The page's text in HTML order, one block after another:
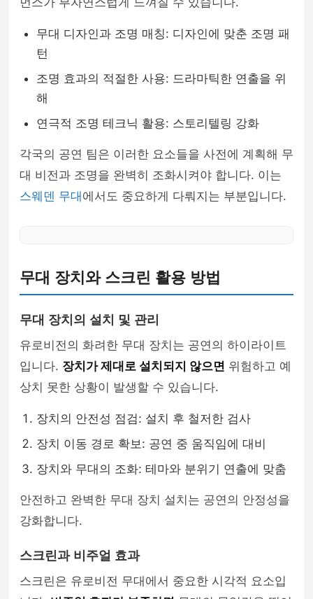
무대 디자인과 조명 매칭: 디자인에 맞춘 조명 패
턴
조명 효과의 적절한 사용: 드라마틱한 연출을 위
해
연극적 조명 테크닉 활용: 스토리텔링 강화
각국의 공연 팀은 이러한 요소들을 사전에 계획해 무
대 비전과 조명을 완벽히 조화시켜야 합니다. 이는
스웨덴 무대 에서도 중요하게 다뤄지는 부분입니다.
무대 장치와 스크린 활용 방법
무대 장치의 설치 및 관리
유로비전의 화려한 무대 장치는 공연의 하이라이트
입니다. 장치가 제대로 설치되지 않으면 위험하고 예
상치 못한 상황이 발생할 수 있습니다.
장치의 안전성 점검: 설치 후 철저한 검사
장치 이동 경로 확보: 공연 중 움직임에 대비
장치와 무대의 조화: 테마와 분위기 연출에 맞춤
안전하고 완벽한 무대 장치 설치는 공연의 안정성을
강화합니다.
스크린과 비주얼 효과
스크린은 유로비전 무대에서 중요한 시각적 요소입